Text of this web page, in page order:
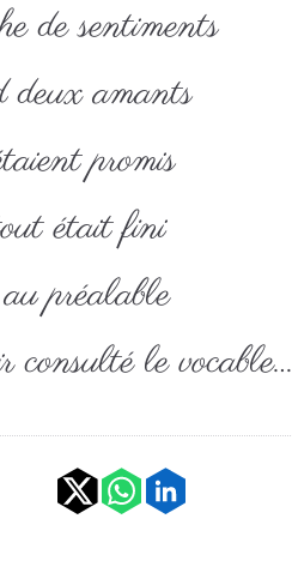
de sentiments
amants
promis
était fini
préalable
consulté le vocable…